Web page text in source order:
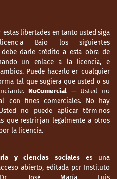
La banda del
teatro. México:
Nacional, Dirección
(1940). Tercer censo
Unidos Mexicanos.
Economía Nacional.
nacional y social
En Seis años de
Talleres Gráficos
libertades en tanto usted siga
Bajo los siguientes
darle crédito a esta obra de
un enlace a la licencia, e
Puede hacerlo en cualquier
tal que sugiera que usted o su
NoComercial — Usted no
con fines comerciales. No hay
no puede aplicar términos
que restrinjan legalmente a otros
la licencia.
y ciencias socialeses una
abierto, editada por Instituto
Dr. José María Luis